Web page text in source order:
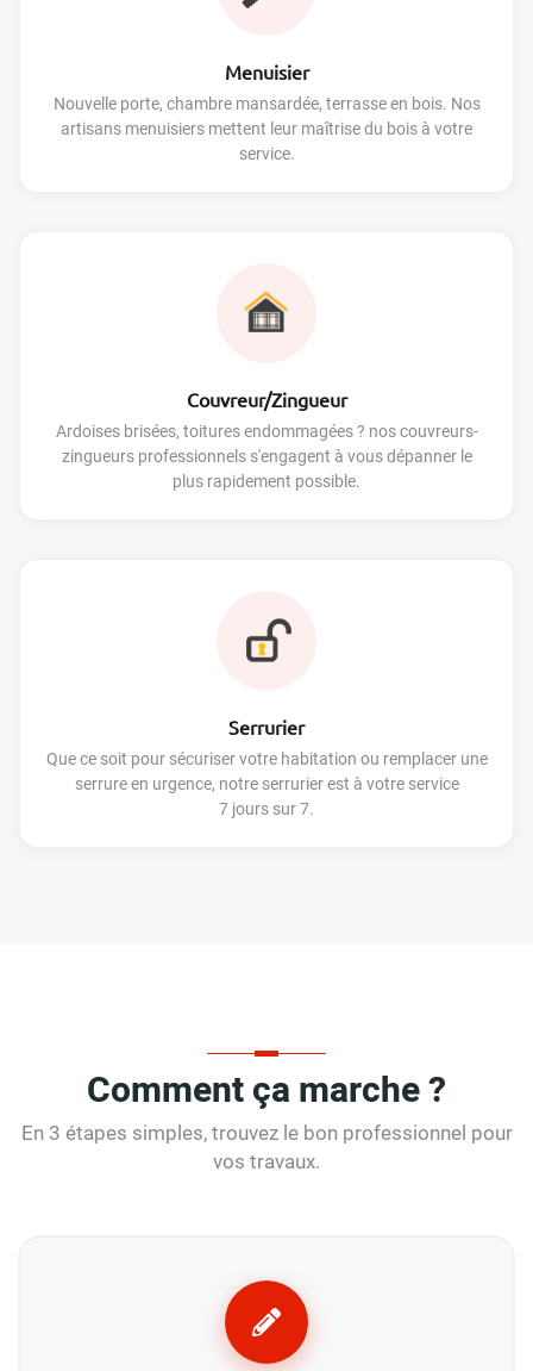
Menuisier
Nouvelle porte, chambre mansardée, terrasse en bois. Nos
artisans menuisiers mettent leur maîtrise du bois à votre
service.
Couvreur/Zingueur
Ardoises brisées, toitures endommagées ? nos couvreurs-
zingueurs professionnels s'engagent à vous dépanner le
plus rapidement possible.
Serrurier
Que ce soit pour sécuriser votre habitation ou remplacer une
serrure en urgence, notre serrurier est à votre service
7 jours sur 7.
Comment ça marche ?
En 3 étapes simples, trouvez le bon professionnel pour
vos travaux.